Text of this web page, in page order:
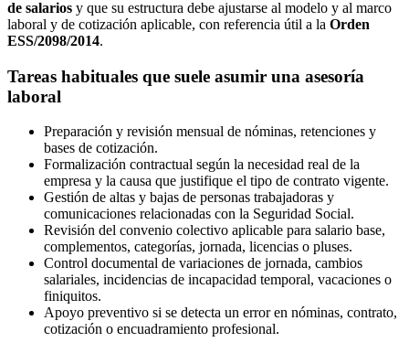
de salarios y que su estructura debe ajustarse al modelo y al marco
laboral y de cotización aplicable, con referencia útil a la Orden
ESS/2098/2014.
Tareas habituales que suele asumir una asesoría
laboral
Preparación y revisión mensual de nóminas, retenciones y
bases de cotización.
Formalización contractual según la necesidad real de la
empresa y la causa que justifique el tipo de contrato vigente.
Gestión de altas y bajas de personas trabajadoras y
comunicaciones relacionadas con la Seguridad Social.
Revisión del convenio colectivo aplicable para salario base,
complementos, categorías, jornada, licencias o pluses.
Control documental de variaciones de jornada, cambios
salariales, incidencias de incapacidad temporal, vacaciones o
finiquitos.
Apoyo preventivo si se detecta un error en nóminas, contrato,
cotización o encuadramiento profesional.